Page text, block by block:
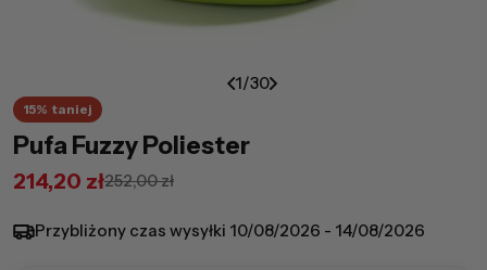
1/30
15% taniej
Pufa Fuzzy Poliester
Cena
214,20 zł
Cena
252,00 zł
Przybliżony czas wysyłki 10/08/2026 - 14/08/2026